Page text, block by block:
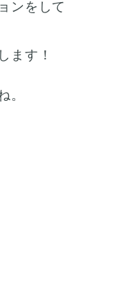
ンをして
ます！
。